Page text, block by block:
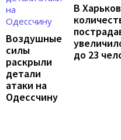
Воздушные
силы
раскрыли
детали
атаки на
Одессчину
В
до 23